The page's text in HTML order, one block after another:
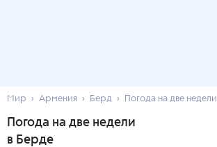
Мир Армения Берд Погода на две недели
Погода на две недели
в Берде